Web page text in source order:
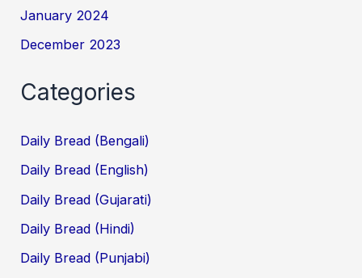
January 2024
December 2023
Categories
Daily Bread (Bengali)
Daily Bread (English)
Daily Bread (Gujarati)
Daily Bread (Hindi)
Daily Bread (Punjabi)